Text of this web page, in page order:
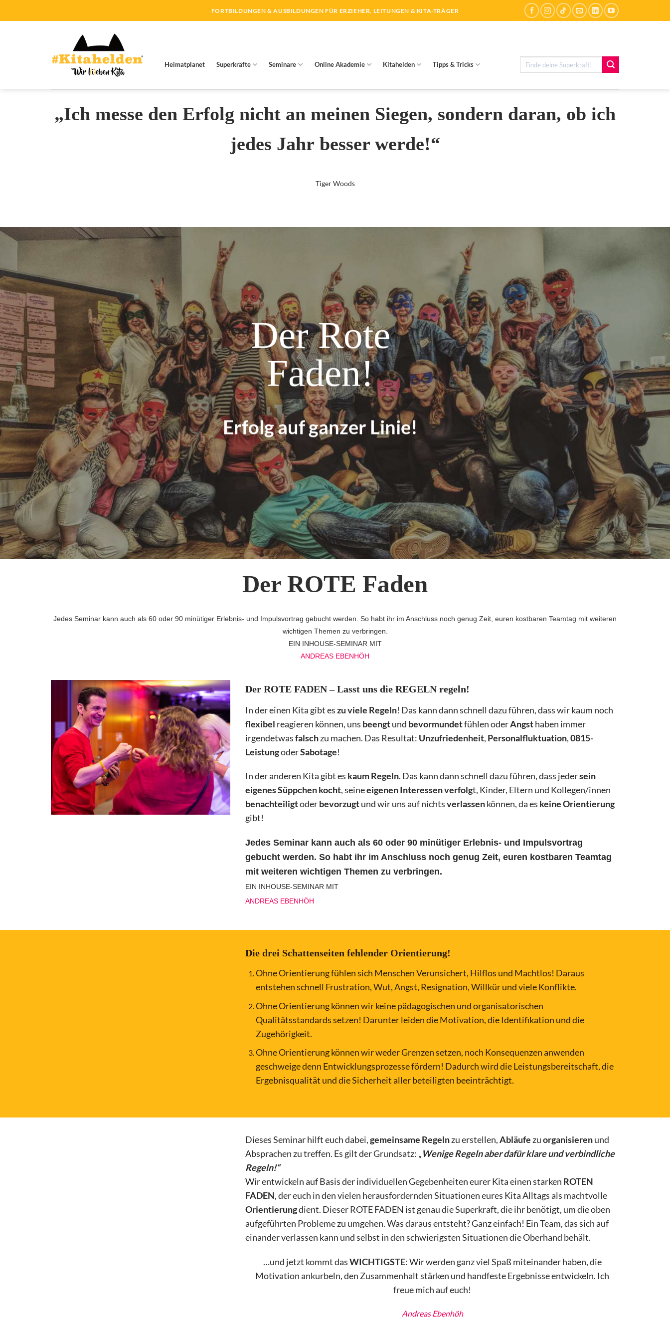
FORTBILDUNGEN & AUSBILDUNGEN FÜR ERZIEHER, LEITUNGEN & KITA-TRÄGER
Heimatplanet Superkräfte Seminare Online Akademie Kitahelden Tipps & Tricks
„Ich messe den Erfolg nicht an meinen Siegen, sondern daran, ob ich
jedes Jahr besser werde!“
Tiger Woods
Der Rote
Faden!
Erfolg auf ganzer Linie!
Der ROTE Faden
Jedes Seminar kann auch als 60 oder 90 minütiger Erlebnis- und Impulsvortrag gebucht werden. So habt ihr im Anschluss noch genug Zeit, euren kostbaren Teamtag mit weiteren
wichtigen Themen zu verbringen.
EIN INHOUSE-SEMINAR MIT
ANDREAS EBENHÖH
Der ROTE FADEN – Lasst uns die REGELN regeln!
In der einen Kita gibt eszu viele Regeln! Das kann dann schnell dazu führen, dass wir kaum noch
flexibel reagieren können, uns beengtund bevormundetfühlen oderAngsthaben immer
irgendetwasfalschzu machen. Das Resultat: Unzufriedenheit, Personalfluktuation,0815-
LeistungoderSabotage!
In der anderen Kita gibt es kaum Regeln. Das kann dann schnell dazu führen, dass jedersein
eigenes Süppchen kocht, seineeigenen Interessen verfolgt, Kinder, Eltern und Kollegen/innen
benachteiligtoderbevorzugtund wir uns auf nichtsverlassenkönnen, da es keine Orientierung
gibt!
Jedes Seminar kann auch als 60 oder 90 minütiger Erlebnis- und Impulsvortrag
gebucht werden. So habt ihr im Anschluss noch genug Zeit, euren kostbaren Teamtag
mit weiteren wichtigen Themen zu verbringen.
EIN INHOUSE-SEMINAR MIT
ANDREAS EBENHÖH
Die drei Schattenseiten fehlender Orientierung!
Ohne Orientierung fühlen sich Menschen Verunsichert, Hilflos und Machtlos! Daraus
entstehen schnell Frustration, Wut, Angst, Resignation, Willkür und viele Konflikte.
Ohne Orientierung können wir keine pädagogischen und organisatorischen
Qualitätsstandards setzen! Darunter leiden die Motivation, die Identifikation und die
Zugehörigkeit.
Ohne Orientierung können wir weder Grenzen setzen, noch Konsequenzen anwenden
geschweige denn Entwicklungsprozesse fördern! Dadurch wird die Leistungsbereitschaft, die
Ergebnisqualität und die Sicherheit aller beteiligten beeinträchtigt.
Dieses Seminar hilft euch dabei,gemeinsame Regelnzu erstellen,Abläufe zuorganisierenund
Absprachen zu treffen. Es gilt der Grundsatz: „Wenige Regeln aber dafür klare und verbindliche
Regeln!“
Wir entwickeln auf Basis der individuellen Gegebenheiten eurer Kita einen starken ROTEN
FADEN, der euch in den vielen herausfordernden Situationen eures Kita Alltags als machtvolle
Orientierungdient. Dieser ROTE FADEN ist genau die Superkraft, die ihr benötigt, um die oben
aufgeführten Probleme zu umgehen. Was daraus entsteht? Ganz einfach! Ein Team, das sich auf
einander verlassen kann und selbst in den schwierigsten Situationen die Oberhand behält.
…und jetzt kommt dasWICHTIGSTE: Wir werden ganz viel Spaß miteinander haben, die
Motivation ankurbeln, den Zusammenhalt stärken und handfeste Ergebnisse entwickeln. Ich
freue mich auf euch!
Andreas Ebenhöh